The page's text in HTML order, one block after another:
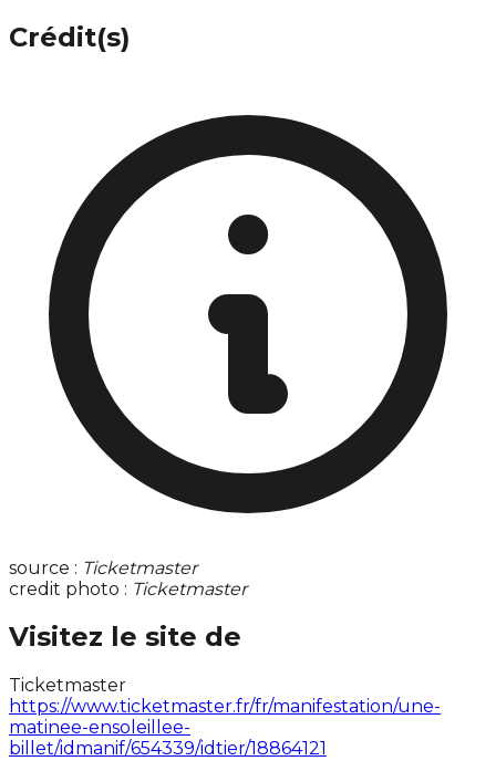
Crédit(s)
source : Ticketmaster
credit photo : Ticketmaster
Visitez le site de
Ticketmaster
https://www.ticketmaster.fr/fr/manifestation/une-
matinee-ensoleillee-
billet/idmanif/654339/idtier/18864121